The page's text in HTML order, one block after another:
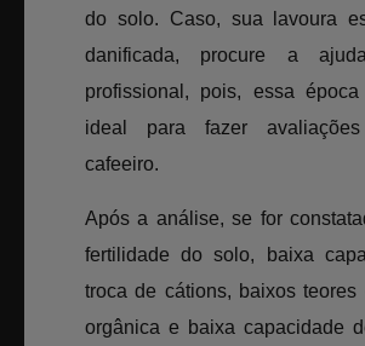
do solo. Caso, sua lavoura
danificada, procure a
profissional, pois, essa
ideal para fazer
cafeeiro.
Após a análise, se for
fertilidade do solo, baixa
troca de cátions, baixos teores
orgânica e baixa capacidade